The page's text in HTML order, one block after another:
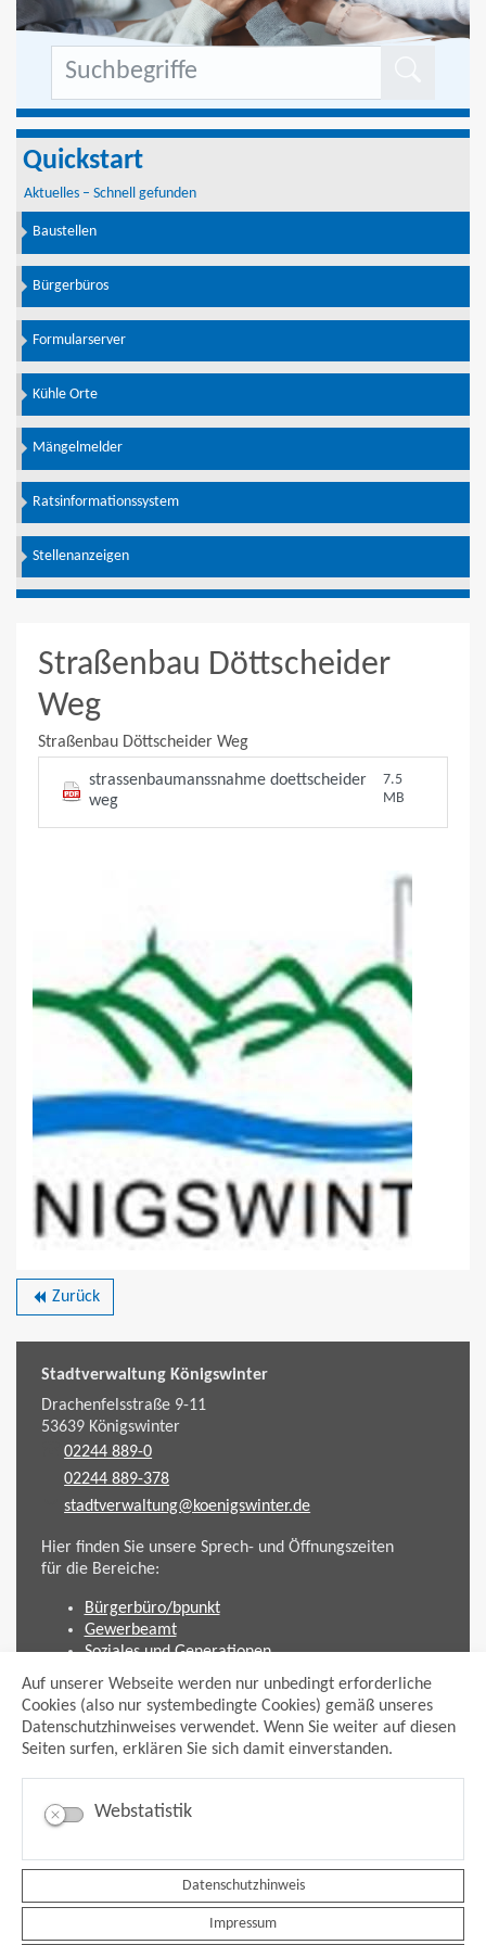
Auf unserer Webseite werden nur unbedingt erforderliche
Cookies (also nur systembedingte Cookies) gemäß unseres
Datenschutzhinweises verwendet. Wenn Sie weiter auf diesen
Seiten surfen, erklären Sie sich damit einverstanden.
Webstatistik
Datenschutzhinweis
Impressum
Quickstart
Aktuelles – Schnell gefunden
Baustellen
Bürgerbüros
Formularserver
Kühle Orte
Mängelmelder
Ratsinformationssystem
Stellenanzeigen
Straßenbau Döttscheider
Weg
Straßenbau Döttscheider Weg
strassenbaumanssnahme doettscheider
weg
7.5
MB
backward Zurück
Stadtverwaltung Königswinter
Drachenfelsstraße 9-11
53639Königswinter
02244 889-0
02244 889-378
stadtverwaltung@koenigswinter.de
Hier finden Sie unsere Sprech- und Öffnungszeiten
für die Bereiche:
Bürgerbüro/bpunkt
Gewerbeamt
Soziales und Generationen
Standesamt
Friedhofsverwaltung
Planen und Bauen (Bauamt)
Impressum
Datenschutzhinweis
Anmelden
Facebook
xing
Newsfeed Ausschreibungen